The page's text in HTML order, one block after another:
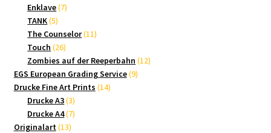
Enklave 77
TANK 55
Produkte
The Counselor 1111
Touch 2626
Produkte
Zombies auf der Reeperbahn 1212
EGS European Grading Service 99
Drucke Fine Art Prints 1414
Drucke A3 33
Produkte
Drucke A4 77
Originalart 1313